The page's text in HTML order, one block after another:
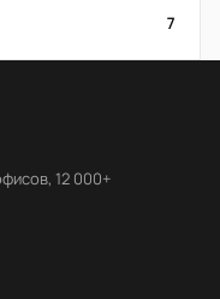
7
12 000+